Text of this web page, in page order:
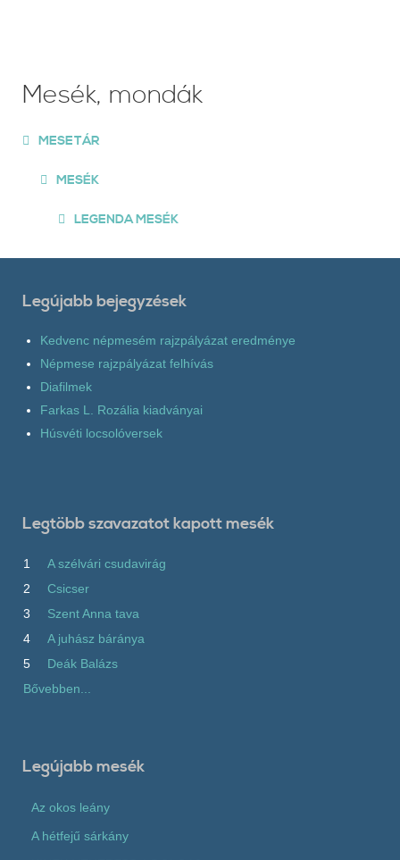
Mesék, mondák
MESETÁR
MESÉK
LEGENDA MESÉK
Legújabb bejegyzések
Kedvenc népmesém rajzpályázat eredménye
Népmese rajzpályázat felhívás
Diafilmek
Farkas L. Rozália kiadványai
Húsvéti locsolóversek
Legtöbb szavazatot kapott mesék
1
A szélvári csudavirág
2
Csicser
3
Szent Anna tava
4
A juhász báránya
5
Deák Balázs
Bővebben...
Legújabb mesék
Az okos leány
A hétfejű sárkány